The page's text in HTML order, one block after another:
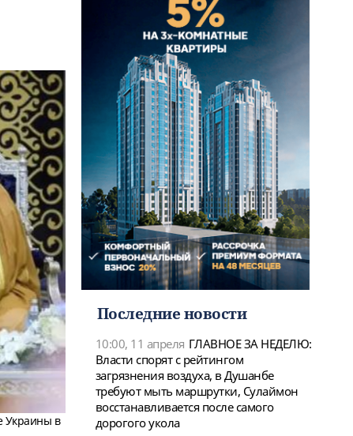
Украины в
Последние новости
10:00, 11 апреля ГЛАВНОЕ ЗА НЕДЕЛЮ:
Власти спорят с рейтингом
загрязнения воздуха, в Душанбе
требуют мыть маршрутки, Сулаймон
восстанавливается после самого
дорогого укола